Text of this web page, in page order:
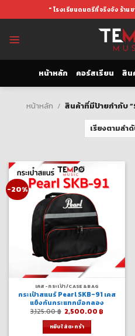
to
" โรงเรียนดนตรีที่จริงจัง ร้านข
หน้าหลัก คอร์สเรียน สิน
หน้าหลัก / สินค้าที่มีป้ายกำกับ
-20%
เคส-กระเป๋า/CASE&BAG
กระเป๋าสแนร์ Pearl SKB-91 เคส
แข็งกันกระแทกมือกลอง
3,125.00฿ Original
price
was:
3,125.00 ฿.
2,500.00 ฿
หยิบใส่ตะกร้า